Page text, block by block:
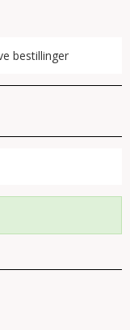
bestillinger